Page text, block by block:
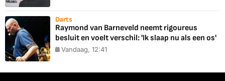
Darts
Raymond van Barneveld neemt rigoureus
besluit en voelt verschil: 'Ik slaap nu als een os'
Vandaag, 12:41